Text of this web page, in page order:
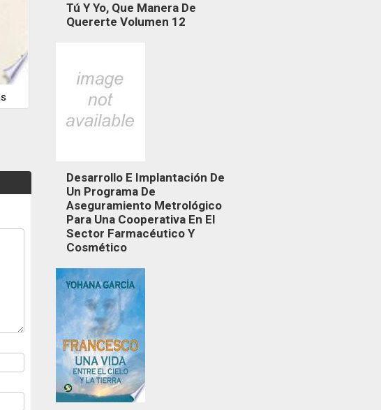
Tú Y Yo, Que Manera De
Quererte Volumen 12
Desarrollo E Implantación De
Un Programa De
Aseguramiento Metrológico
Para Una Cooperativa En El
Sector Farmacéutico Y
Cosmético